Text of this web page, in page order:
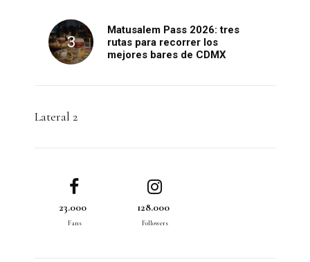
Matusalem Pass 2026: tres
rutas para recorrer los
mejores bares de CDMX
Lateral 2
23.000
Fans
128.000
Followers